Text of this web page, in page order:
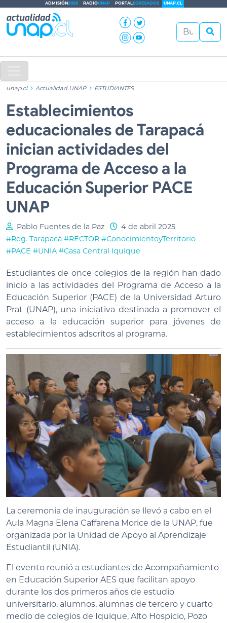
ADMISIÓN2026 RADIOUNAP PORTALEGRESADOS UNAP.CL
unap.cl Actualidad UNAP ESTUDIANTES
Establecimientos
educacionales de Tarapacá
inician actividades del
Programa de Acceso a la
Educación Superior PACE
UNAP
Pablo Fuentes de la Paz
4 de abril 2025
#Reg. Tarapacá #RECTOR #ConocimientoyTerritorio
#PACE #UNIA #Casa Central Iquique
Estudiantes de once colegios de la región han dado
inicio a las actividades del Programa de Acceso a la
Educación Superior (PACE) de la Universidad Arturo
Prat (UNAP), una iniciativa destinada a promover el
acceso a la educación superior para jóvenes de
establecimientos adscritos al programa.
La ceremonia de inauguración se llevó a cabo en el
Aula Magna Elena Caffarena Morice de la UNAP, fue
organizada por la Unidad de Apoyo al Aprendizaje
Estudiantil (UNIA).
El evento reunió a estudiantes de Acompañamiento
en Educación Superior AES que facilitan apoyo
durante los dos primeros años de estudio
universitario, alumnos, alumnas de tercero y cuarto
medio de colegios de Iquique, Alto Hospicio, Pozo